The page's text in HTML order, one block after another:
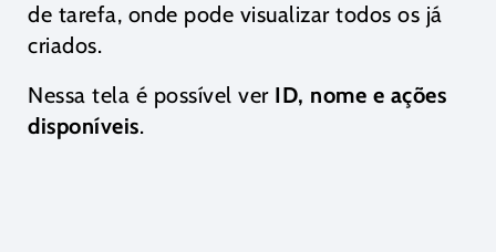
de tarefa, onde pode visualizar todos os já
criados.
Nessa tela é possível ver ID, nome e ações
disponíveis.